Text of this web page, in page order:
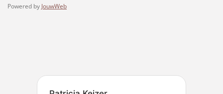
Powered by JouwWeb